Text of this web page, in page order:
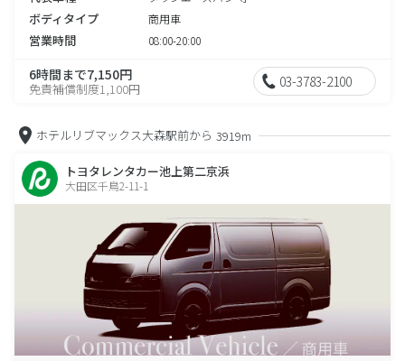
ボディタイプ 商用車
営業時間 08:00-20:00
6時間まで7,150円
免責補償制度1,100円 03-3783-2100
ホテルリブマックス大森駅前から 3919m
トヨタレンタカー池上第二京浜
大田区千鳥2-11-1